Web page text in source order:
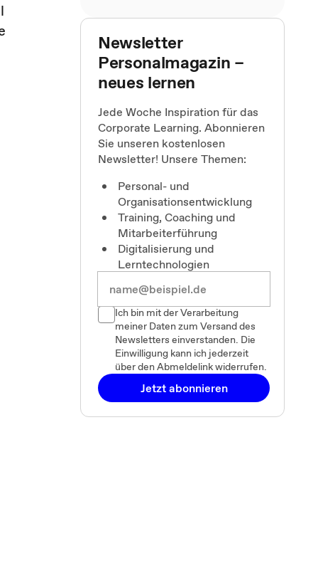
Newsletter
Personalmagazin –
neues lernen
Jede Woche Inspiration für das
Corporate Learning. Abonnieren
Sie unseren kostenlosen
Newsletter! Unsere Themen:
Personal- und
Organisationsentwicklung
Training, Coaching und
Mitarbeiterführung
Digitalisierung und
Lerntechnologien
Ich bin mit der Verarbeitung
meiner Daten zum Versand des
Newsletters einverstanden. Die
Einwilligung kann ich jederzeit
über den Abmeldelink widerrufen.
Jetzt abonnieren